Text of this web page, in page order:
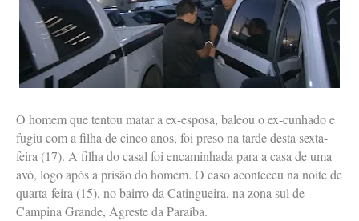
O homem que tentou matar a ex-esposa, baleou o ex-cunhado e
fugiu com a filha de cinco anos, foi preso na tarde desta sexta-
feira (17). A filha do casal foi encaminhada para a casa de uma
avó, logo após a prisão do homem. O caso aconteceu na noite de
quarta-feira (15), no bairro da Catingueira, na zona sul de
Campina Grande, Agreste da Paraíba.